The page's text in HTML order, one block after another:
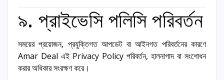
৯. প্রাইভেসি পলিসি পরিবর্তন
সময়ের প্রয়োজন, প্রযুক্তিগত আপডেট বা আইনগত পরিবর্তনের কারণে
Amar Deal এই Privacy Policy পরিবর্তন, হালনাগাদ বা সংশোধন
করার অধিকার সংরক্ষণ করে।